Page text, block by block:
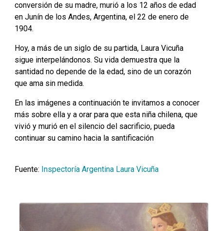
conversión de su madre, murió a los 12 años de edad
en Junín de los Andes, Argentina, el 22 de enero de
1904.
Hoy, a más de un siglo de su partida, Laura Vicuña
sigue interpelándonos. Su vida demuestra que la
santidad no depende de la edad, sino de un corazón
que ama sin medida.
En las imágenes a continuación te invitamos a conocer
más sobre ella y a orar para que esta niña chilena, que
vivió y murió en el silencio del sacrificio, pueda
continuar su camino hacia la santificación
Fuente: Inspectoría Argentina Laura Vicuña